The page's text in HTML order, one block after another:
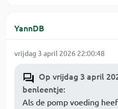
YannDB
vrijdag 3 april 2026 22:00:48
Op vrijdag 3 april
benleentje:
Als de pomp voeding